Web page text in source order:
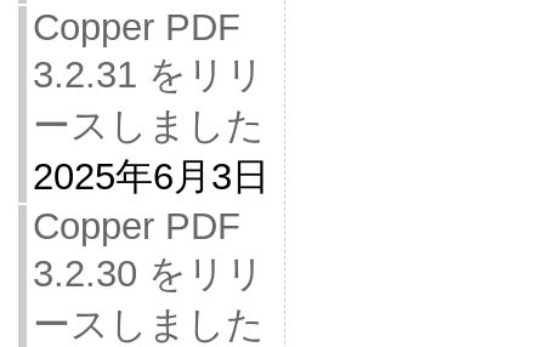
Copper PDF
3.2.31 をリリ
ースしました
2025年6月3日
Copper PDF
3.2.30 をリリ
ースしました